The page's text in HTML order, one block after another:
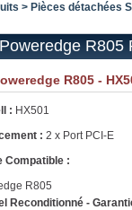
> Pièces détachées
R805
R805 -
: HX501
: 2 x Port PCI-E
Compatible :
R805
Reconditionné -